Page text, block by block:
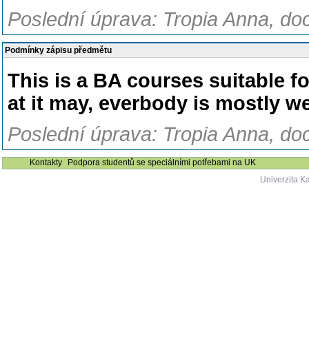
Poslední úprava: Tropia Anna,
Podmínky zápisu předmětu
This is a BA courses suitable
at it may, everbody is mostly
Poslední úprava: Tropia Anna,
Kontakty
Podpora studentů se speciálními potřebami na UK
Univerzita